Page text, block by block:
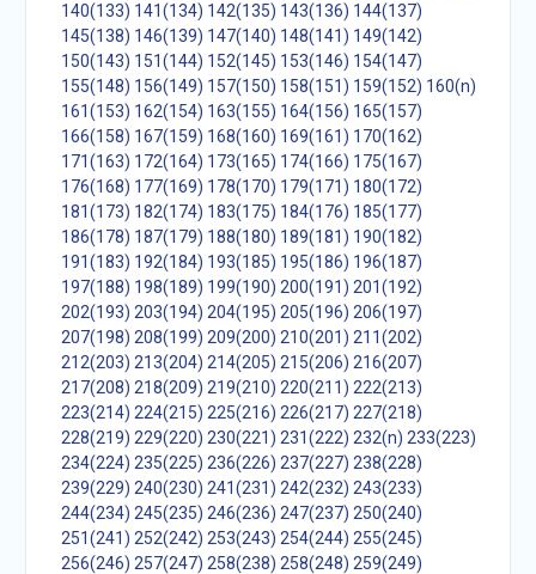
140(133) 141(134) 142(135) 143(136) 144(137)
145(138) 146(139) 147(140) 148(141) 149(142)
150(143) 151(144) 152(145) 153(146) 154(147)
155(148) 156(149) 157(150) 158(151) 159(152) 160(n)
161(153) 162(154) 163(155) 164(156) 165(157)
166(158) 167(159) 168(160) 169(161) 170(162)
171(163) 172(164) 173(165) 174(166) 175(167)
176(168) 177(169) 178(170) 179(171) 180(172)
181(173) 182(174) 183(175) 184(176) 185(177)
186(178) 187(179) 188(180) 189(181) 190(182)
191(183) 192(184) 193(185) 195(186) 196(187)
197(188) 198(189) 199(190) 200(191) 201(192)
202(193) 203(194) 204(195) 205(196) 206(197)
207(198) 208(199) 209(200) 210(201) 211(202)
212(203) 213(204) 214(205) 215(206) 216(207)
217(208) 218(209) 219(210) 220(211) 222(213)
223(214) 224(215) 225(216) 226(217) 227(218)
228(219) 229(220) 230(221) 231(222) 232(n) 233(223)
234(224) 235(225) 236(226) 237(227) 238(228)
239(229) 240(230) 241(231) 242(232) 243(233)
244(234) 245(235) 246(236) 247(237) 250(240)
251(241) 252(242) 253(243) 254(244) 255(245)
256(246) 257(247) 258(238) 258(248) 259(249)